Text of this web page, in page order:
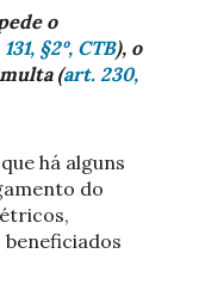
o
§2º, CTB), o
(art. 230,
há alguns
do
beneficiados